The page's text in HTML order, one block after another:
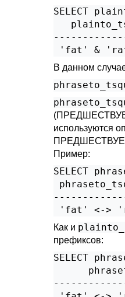
SELECT
В данном
используются
ПРЕДШЕСТВУЕТ
Пример:
SELECT
Как и
префиксов:
SELECT